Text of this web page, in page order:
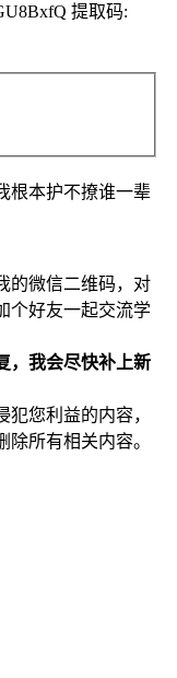
提取码:
根本护不撩谁一辈
的微信二维码，对
个好友一起交流学
，我会尽快补上新
犯您利益的内容，
所有相关内容。